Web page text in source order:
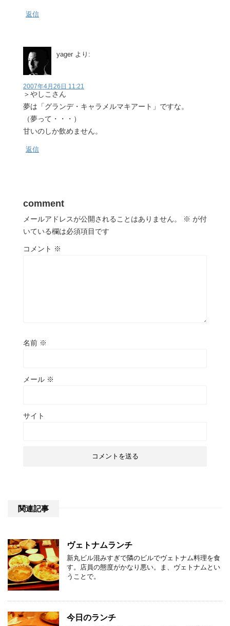
返信
yager より:
2007年4月26日 11:21
＞やしこさん
夢は「グランデ・キャラメルマキアート」ですな。
（夢って・・・）
甘いのしか飲めません。
返信
comment
メールアドレスが公開されることはありません。 ※ が付
いている欄は必須項目です
コメント ※
名前 ※
メール ※
サイト
関連記事
ヴェトナムランチ
新丸ビル混みすぎで隣のビルでヴェトナム料理を食
す。店員の態度がかなり悪い。ま、ヴェトナムとい
うことで。
今日のランチ